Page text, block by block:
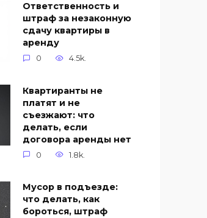
Ответственность и
штраф за незаконную
сдачу квартиры в
аренду
0 4.5k.
Квартиранты не
платят и не
съезжают: что
делать, если
договора аренды нет
0 1.8k.
Мусор в подъезде:
что делать, как
бороться, штраф